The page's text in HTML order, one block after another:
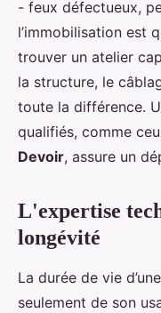
- feux défectueux,
l’immobilisation est
trouver un atelier
la structure, le
toute la différence.
qualifiés, comme
Devoir, assure un
L'expertise
longévité
La durée de vie
seulement de son